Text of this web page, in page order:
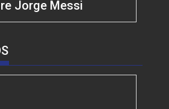
Jorge Messi